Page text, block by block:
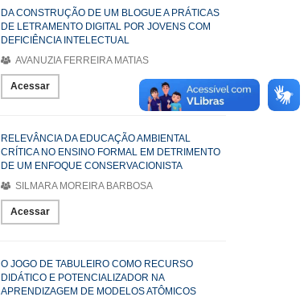
DA CONSTRUÇÃO DE UM BLOGUE A PRÁTICAS
DE LETRAMENTO DIGITAL POR JOVENS COM
DEFICIÊNCIA INTELECTUAL
AVANUZIA FERREIRA MATIAS
Acessar
RELEVÂNCIA DA EDUCAÇÃO AMBIENTAL
CRÍTICA NO ENSINO FORMAL EM DETRIMENTO
DE UM ENFOQUE CONSERVACIONISTA
SILMARA MOREIRA BARBOSA
Acessar
O JOGO DE TABULEIRO COMO RECURSO
DIDÁTICO E POTENCIALIZADOR NA
APRENDIZAGEM DE MODELOS ATÔMICOS